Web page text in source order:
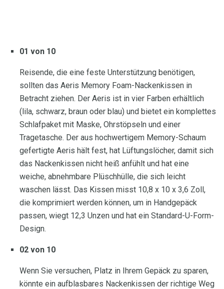
01 von 10
Reisende, die eine feste Unterstützung benötigen,
sollten das Aeris Memory Foam-Nackenkissen in
Betracht ziehen. Der Aeris ist in vier Farben erhältlich
(lila, schwarz, braun oder blau) und bietet ein komplettes
Schlafpaket mit Maske, Ohrstöpseln und einer
Tragetasche. Der aus hochwertigem Memory-Schaum
gefertigte Aeris hält fest, hat Lüftungslöcher, damit sich
das Nackenkissen nicht heiß anfühlt und hat eine
weiche, abnehmbare Plüschhülle, die sich leicht
waschen lässt. Das Kissen misst 10,8 x 10 x 3,6 Zoll,
die komprimiert werden können, um in Handgepäck
passen, wiegt 12,3 Unzen und hat ein Standard-U-Form-
Design.
02 von 10
Wenn Sie versuchen, Platz in Ihrem Gepäck zu sparen,
könnte ein aufblasbares Nackenkissen der richtige Weg